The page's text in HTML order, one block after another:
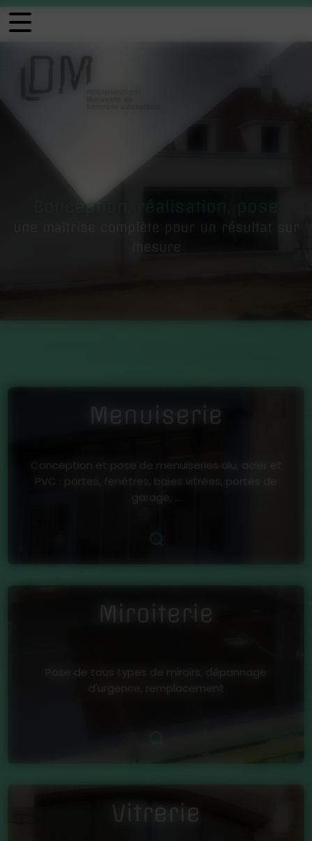
Panneau de gestion des cookies
Conception, réalisation, pose
une maîtrise complète pour un résultat sur
mesure
Menuiserie
Conception et pose de menuiseries alu, acier et
PVC : portes, fenêtres, baies vitrées, portes de
garage, ...
Miroiterie
Pose de tous types de miroirs, dépannage
d'urgence, remplacement
Vitrerie